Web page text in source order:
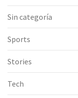
Sin categoría
Sports
Stories
Tech